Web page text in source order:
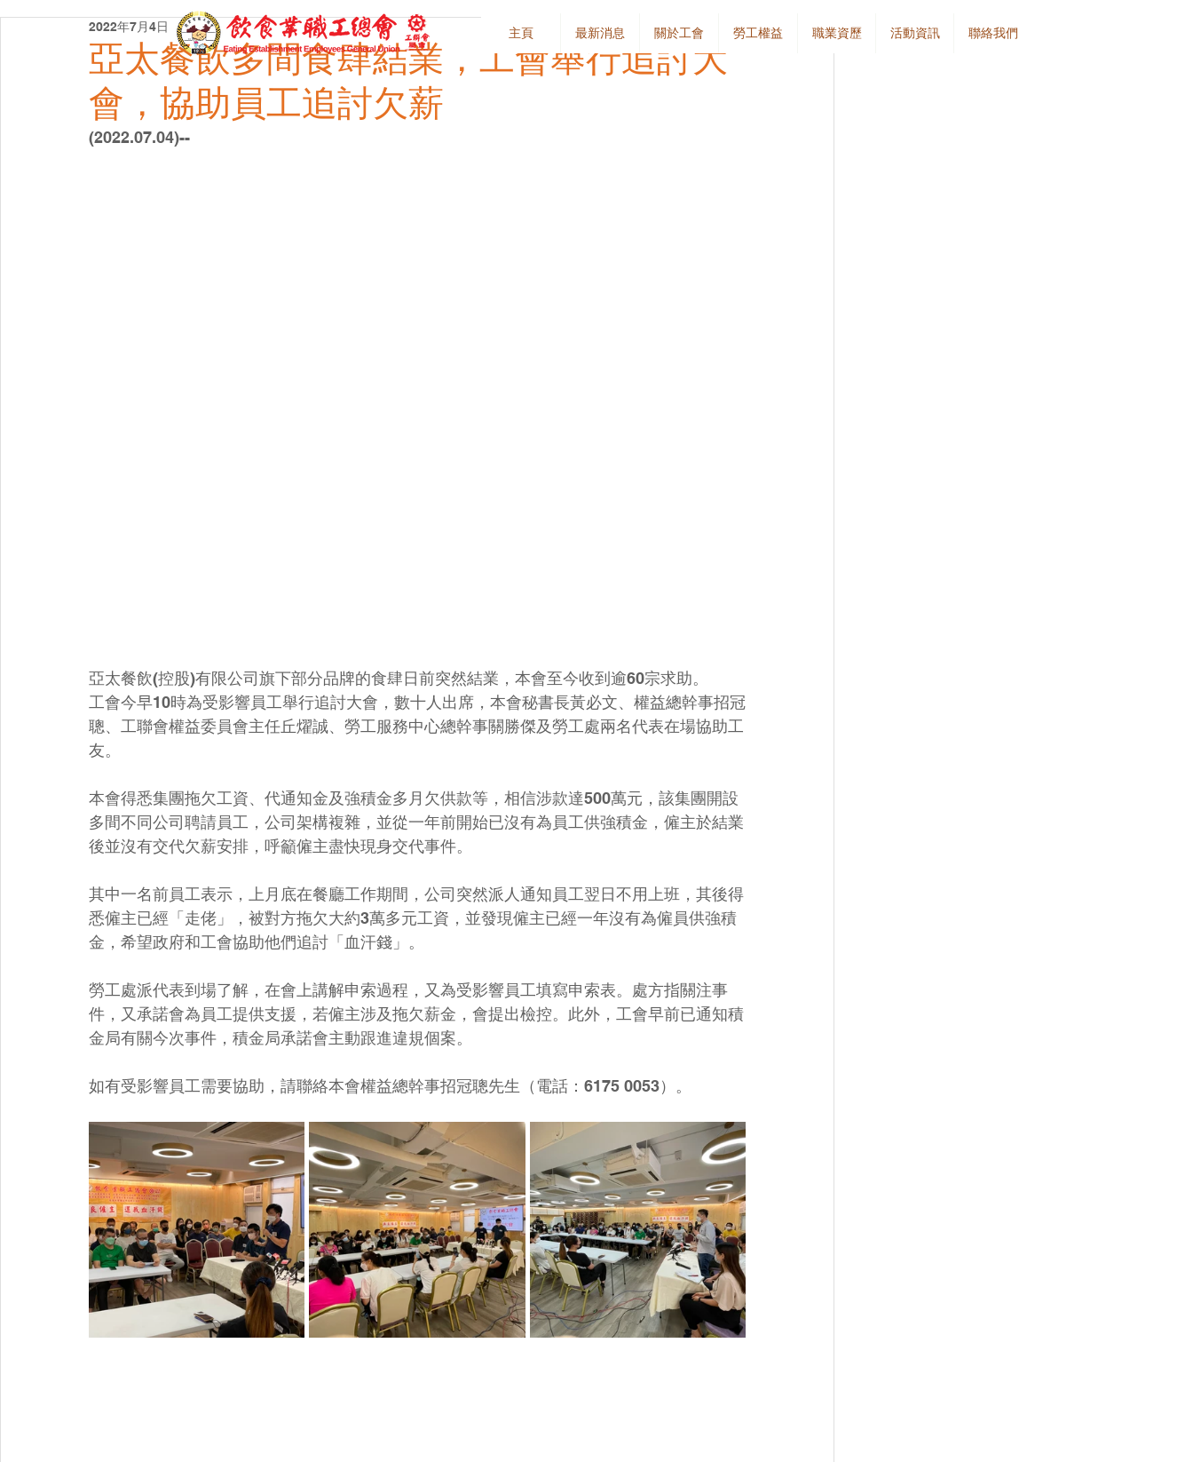
主頁 最新消息 關於工會 勞工權益 職業資歷 活動資訊 聯絡我們
亞太餐飲多間食肆結業，工會舉行追討大
會，協助員工追討欠薪
2022年7月4日
(2022.07.04)--
亞太餐飲(控股)有限公司旗下部分品牌的食肆日前突然結業，本會至今收到逾60宗求助。
工會今早10時為受影響員工舉行追討大會，數十人出席，本會秘書長黃必文、權益總幹事招冠
聰、工聯會權益委員會主任丘燿誠、勞工服務中心總幹事關勝傑及勞工處兩名代表在場協助工
友。
本會得悉集團拖欠工資、代通知金及強積金多月欠供款等，相信涉款達500萬元，該集團開設
多間不同公司聘請員工，公司架構複雜，並從一年前開始已沒有為員工供強積金，僱主於結業
後並沒有交代欠薪安排，呼籲僱主盡快現身交代事件。
其中一名前員工表示，上月底在餐廳工作期間，公司突然派人通知員工翌日不用上班，其後得
悉僱主已經「走佬」，被對方拖欠大約3萬多元工資，並發現僱主已經一年沒有為僱員供強積
金，希望政府和工會協助他們追討「血汗錢」。
勞工處派代表到場了解，在會上講解申索過程，又為受影響員工填寫申索表。處方指關注事
件，又承諾會為員工提供支援，若僱主涉及拖欠薪金，會提出檢控。此外，工會早前已通知積
金局有關今次事件，積金局承諾會主動跟進違規個案。
如有受影響員工需要協助，請聯絡本會權益總幹事招冠聰先生（電話：6175 0053）。